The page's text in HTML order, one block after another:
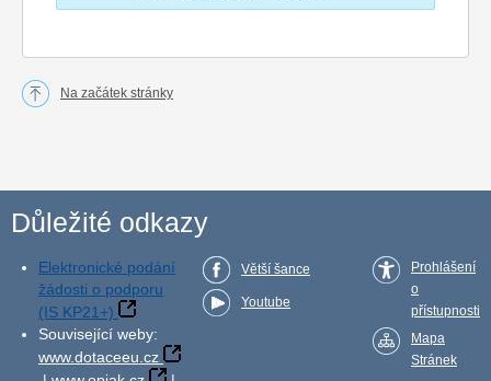
Na začátek stránky
Důležité odkazy
Elektronické podání
žádosti o podporu
(IS KP21+)
Související weby:
www.dotaceeu.cz
Větší šance
Youtube
Prohlášení
o
přístupnosti
Mapa
Stránek